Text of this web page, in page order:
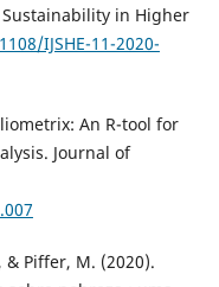
in Higher
IJSHE-11-2020-
An R-tool for
Journal of
& Piffer, M. (2020).